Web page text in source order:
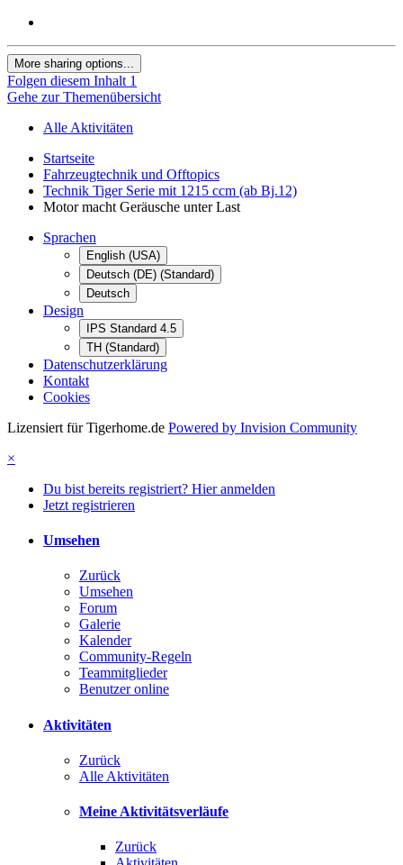
More sharing options...
Folgen diesem Inhalt 1
Gehe zur Themenübersicht
Alle Aktivitäten
Startseite
Fahrzeugtechnik und Offtopics
Technik Tiger Serie mit 1215 ccm (ab Bj.12)
Motor macht Geräusche unter Last
Sprachen
English (USA)
Deutsch (DE) (Standard)
Deutsch
Design
IPS Standard 4.5
TH (Standard)
Datenschutzerklärung
Kontakt
Cookies
Lizensiert für Tigerhome.de Powered by Invision Community
×
Du bist bereits registriert? Hier anmelden
Jetzt registrieren
Umsehen
Zurück
Umsehen
Forum
Galerie
Kalender
Community-Regeln
Teammitglieder
Benutzer online
Aktivitäten
Zurück
Alle Aktivitäten
Meine Aktivitätsverläufe
Zurück